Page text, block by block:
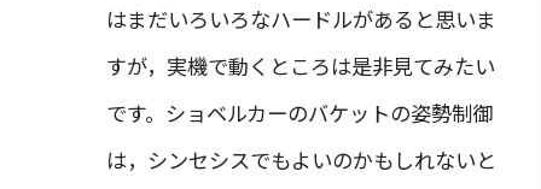
はまだいろいろなハードルがあると思いま
すが，実機で動くところは是非見てみたい
です。ショベルカーのバケットの姿勢制御
は，シンセシスでもよいのかもしれないと